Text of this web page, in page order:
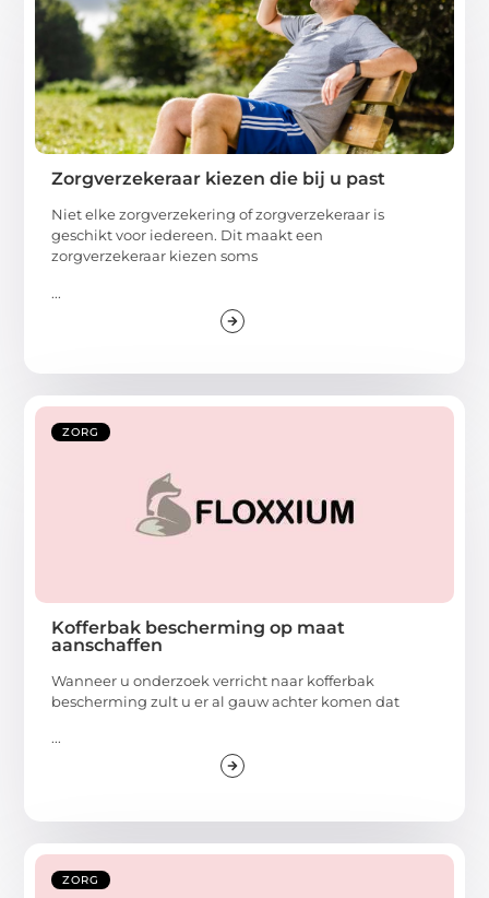
Zorgverzekeraar kiezen die bij u past
Niet elke zorgverzekering of zorgverzekeraar is
geschikt voor iedereen. Dit maakt een
zorgverzekeraar kiezen soms
...
ZORG
Kofferbak bescherming op maat
aanschaffen
Wanneer u onderzoek verricht naar kofferbak
bescherming zult u er al gauw achter komen dat
...
ZORG